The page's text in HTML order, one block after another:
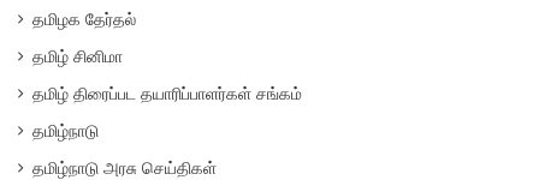
தமிழக தேர்தல்
தமிழ் சினிமா
தமிழ் திரைப்பட தயாரிப்பாளர்கள் சங்கம்
தமிழ்நாடு
தமிழ்நாடு அரசு செய்திகள்